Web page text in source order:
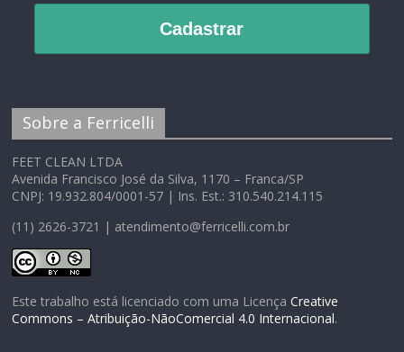
Cadastrar
Sobre a Ferricelli
FEET CLEAN LTDA
Avenida Francisco José da Silva, 1170 – Franca/SP
CNPJ: 19.932.804/0001-57 | Ins. Est.: 310.540.214.115
(11) 2626-3721 | atendimento@ferricelli.com.br
Este trabalho está licenciado com uma LicençaCreative
Commons – Atribuição-NãoComercial 4.0 Internacional.